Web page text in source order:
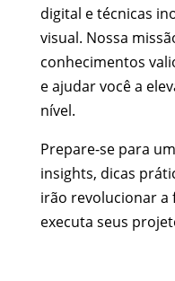
digital e técnicas
visual. Nossa
conhecimentos
e ajudar você a
nível.
Prepare-se para
insights, dicas
irão revolucionar a
executa seus